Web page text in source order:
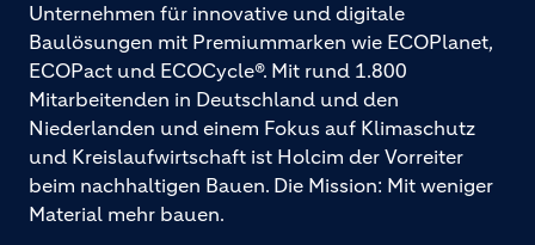
Unternehmen für innovative und digitale
Baulösungen mit Premiummarken wie ECOPlanet,
ECOPact und ECOCycle®. Mit rund 1.800
Mitarbeitenden in Deutschland und den
Niederlanden und einem Fokus auf Klimaschutz
und Kreislaufwirtschaft ist Holcim der Vorreiter
beim nachhaltigen Bauen. Die Mission: Mit weniger
Material mehr bauen.